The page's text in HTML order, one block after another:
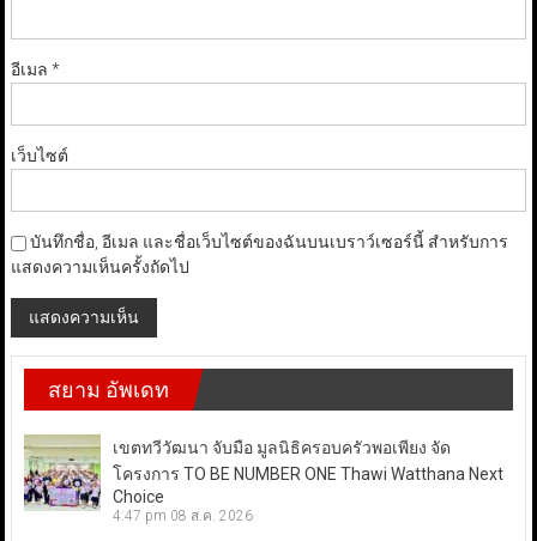
อีเมล *
เว็บไซต์
บันทึกชื่อ, อีเมล และชื่อเว็บไซต์ของฉันบนเบราว์เซอร์นี้ สำหรับการ
แสดงความเห็นครั้งถัดไป
สยาม อัพเดท
เขตทวีวัฒนา จับมือ มูลนิธิครอบครัวพอเพียง จัด
โครงการ TO BE NUMBER ONE Thawi Watthana Next
Choice
4:47 pm 08 ส.ค. 2026